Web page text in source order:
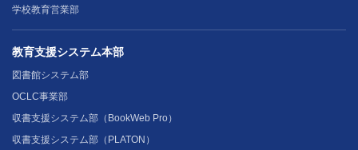
学校教育営業部
教育支援システム本部
図書館システム部
OCLC事業部
収書支援システム部（BookWeb Pro）
収書支援システム部（PLATON）